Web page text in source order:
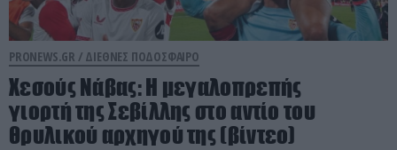
PRONEWS.GR / ΔΙΕΘΝΕΣ ΠΟΔΟΣΦΑΙΡΟ
Χεσούς Νάβας: Η μεγαλοπρεπής
γιορτή της Σεβίλλης στο αντίο του
θρυλικού αρχηγού της (βίντεο)